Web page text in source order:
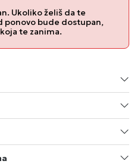
Ukoliko želiš da te
ponovo bude dostupan,
te zanima.